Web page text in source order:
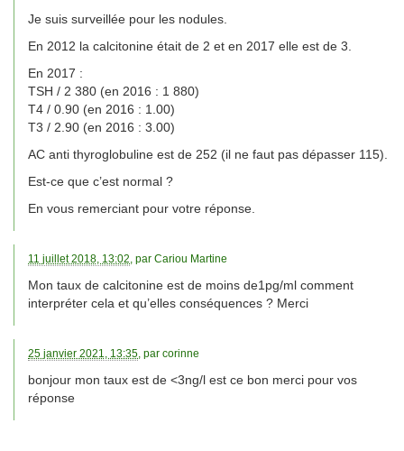
Je suis surveillée pour les nodules.
En 2012 la calcitonine était de 2 et en 2017 elle est de 3.
En 2017 :
TSH / 2 380 (en 2016 : 1 880)
T4 / 0.90 (en 2016 : 1.00)
T3 / 2.90 (en 2016 : 3.00)
AC anti thyroglobuline est de 252 (il ne faut pas dépasser 115).
Est-ce que c’est normal ?
En vous remerciant pour votre réponse.
11 juillet 2018, 13:02, par Cariou Martine
Mon taux de calcitonine est de moins de1pg/ml comment
interpréter cela et qu’elles conséquences ? Merci
25 janvier 2021, 13:35, par corinne
bonjour mon taux est de <3ng/l est ce bon merci pour vos
réponse